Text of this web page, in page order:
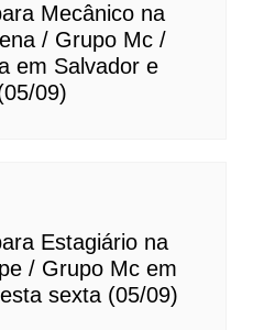
Mecânico na
/ Grupo Mc /
em Salvador e
09)
Estagiário na
/ Grupo Mc em
sexta (05/09)